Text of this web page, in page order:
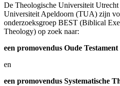
De Theologische Universiteit
Universiteit Apeldoorn (TUA) zijn
onderzoeksgroep BEST (Biblical
Theology) op zoek naar:
een promovendus Oude Testament
en
een promovendus Systematische